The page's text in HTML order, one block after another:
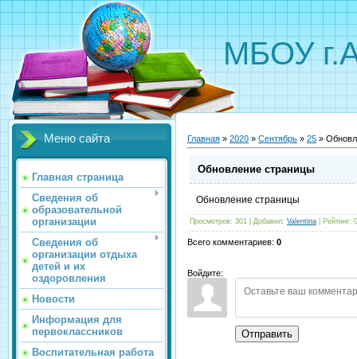
МБОУ
Меню сайта
Главная страница
Сведения об
образовательной
организации
Сведения об
организации отдыха
детей и их
оздоровления
Новости
Информация для
первоклассников
Воспитательная работа
Главная » 2020 » Сентябрь » 25 »
Обновление страницы
Обновление страницы
Просмотров: 301 Добавил: Valentina Рейтинг:
Всего комментариев: 0
Войдите:
Отправить